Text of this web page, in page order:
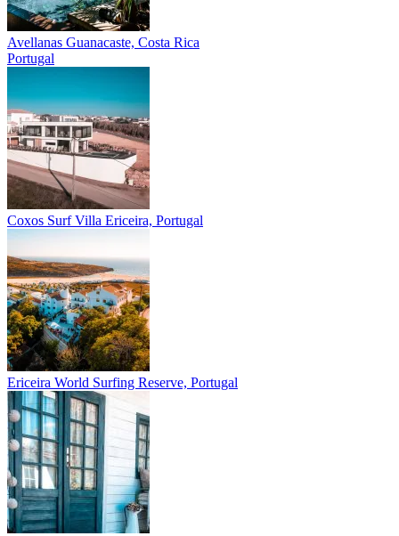
Avellanas Guanacaste, Costa Rica
Portugal
Coxos Surf Villa Ericeira, Portugal
Ericeira World Surfing Reserve, Portugal